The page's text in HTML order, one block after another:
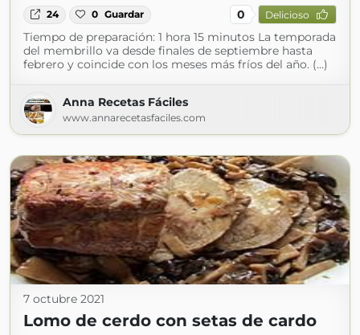
24 0 Guardar 0 Delicioso
Tiempo de preparación: 1 hora 15 minutos La temporada
del membrillo va desde finales de septiembre hasta
febrero y coincide con los meses más fríos del año. (...)
Anna Recetas Fáciles
www.annarecetasfaciles.com
7 octubre 2021
Lomo de cerdo con setas de cardo